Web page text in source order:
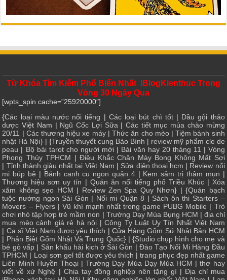
Từ Khóa Tìm Kiếm Phổ Biến Nhất IBlogKienthuc Trong
Vòng 30 Ngày Qua
[wpts_spin cache=”25920000″]
{Các loại màu nước nổi tiếng | Các loại bút chì tốt| Dầu gội thảo
dược Việt Nam | Ngũ Cốc Lợi Sữa | Các tiết mục múa chào mừng
20/11 | Các thương hiệu xe máy|Thức ăn cho mèo|Tiệm bánh sinh
nhật Hà Nội} | {Truyền thuyết cung Bảo Bình | review mỹ phẩm cle de
peau | Bộ bài tarot cho người mới| Bài văn hay 20 tháng 11 | Vòng
Phong Thủy TPHCM |Điêu Khắc Chân Mày Bong Không Mất Sợi
| Tỉnh thành giàu nhất tại Việt Nam | Sửa điện thoại hcm | Review nối
mi búp bê | Bánh canh cu ngon quận 4| Kem sâm trị thâm mụn |
Thương hiệu sơn uy tín | Quán ăn nổi tiếng phố Triều Khúc| Xóa
xăm không sẹo HCM | Review Zen Spa Quy Nhơn} | {Quán bạch
tuộc nướng ngon Sài Gòn | Nối mi Quận 8 | Sách ôn thi Starters –
Movers – Flyers| Vũ khí mạnh nhất trong game PUBG Mobile | Trò
chơi nhỏ tập hợp trẻ mầm non | Trường Dạy Múa Bụng HCM | địa chỉ
mua mèo cảnh giá rẻ hà nội |Công Ty Luật Uy Tín Nhất Việt Nam
| Ca sĩ Việt Nam được yêu thích | Cửa Hàng Gốm Sứ Nhật Bản HCM
| Phân Biệt Gốm Nhật Và Trung Quốc} | {Studio chụp hình cho mẹ và
bé gò vấp | Sân khấu hài kịch ở Sài Gòn |Đào Tạo Nối Mi Hàng Đầu
TPHCM | Loại sơn gel tốt được yêu thích | trang phục đẹp nhất game
Liên Minh Huyền Thoại|Trường Dạy Múa Dạy Múa HCM |thơ hay
viết về xứ Nghệ | Chia tay đồng nghiệp nên tặng gì | Địa chỉ mua